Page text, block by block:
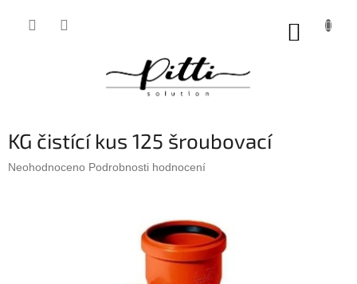
KG čistící kus 125 šroubovací
Průměrné
Neohodnoceno Podrobnosti hodnocení